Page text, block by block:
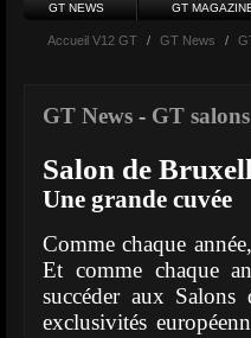
GT NEWS GT
Accueil V12 GT / GT News /
GT News - GT salons
Salon de
Une grande cuvée
Comme chaque
Et comme chaque
succéder aux
exclusivités